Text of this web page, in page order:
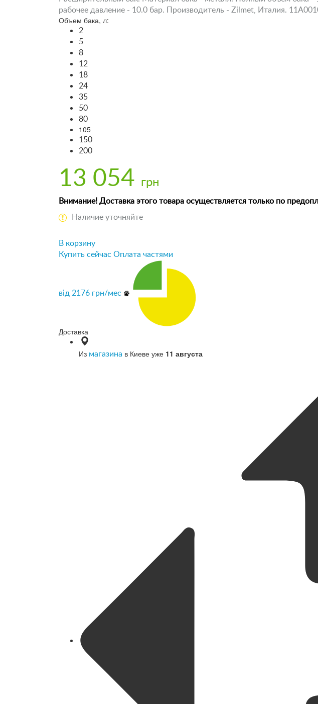
рабочее давление - 10.0 бар. Производитель - Zilmet, Италия.
Объем бака, л:
2
5
8
12
18
24
35
50
80
105
150
200
13 054 грн
Внимание! Доставка этого товара осуществляется только по
Наличие уточняйте
В корзину
Купить сейчас Оплата частями
від 2176 грн/мес
Доставка
Из магазина в Киеве уже 11 августа